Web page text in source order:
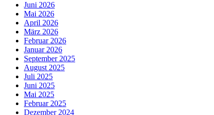
Juni 2026
Mai 2026
April 2026
März 2026
Februar 2026
Januar 2026
September 2025
August 2025
Juli 2025
Juni 2025
Mai 2025
Februar 2025
Dezember 2024